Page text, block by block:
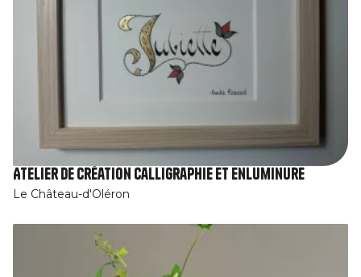
Atelier de création calligraphie et enluminure
Le Château-d'Oléron